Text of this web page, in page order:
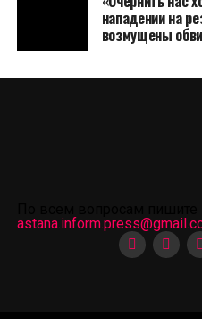
нападении на
возмущены